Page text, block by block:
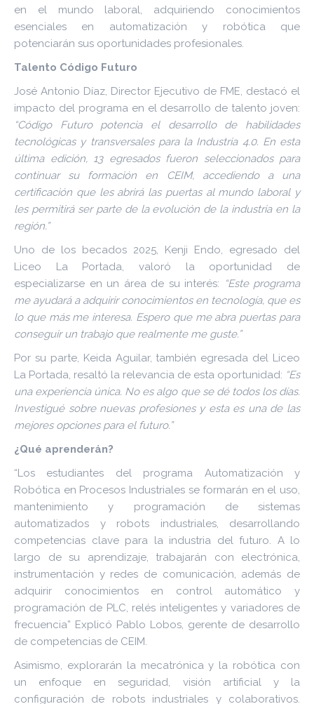
en el mundo laboral, adquiriendo conocimientos
esenciales en automatización y robótica que
potenciarán sus oportunidades profesionales.
Talento Código Futuro
José Antonio Díaz, Director Ejecutivo de FME, destacó el
impacto del programa en el desarrollo de talento joven:
“Código Futuro potencia el desarrollo de habilidades
tecnológicas y transversales para la Industria 4.0. En esta
última edición, 13 egresados fueron seleccionados para
continuar su formación en CEIM, accediendo a una
certificación que les abrirá las puertas al mundo laboral y
les permitirá ser parte de la evolución de la industria en la
región.”
Uno de los becados 2025, Kenji Endo, egresado del
Liceo La Portada, valoró la oportunidad de
especializarse en un área de su interés:
“Este programa
me ayudará a adquirir conocimientos en tecnología, que es
lo que más me interesa. Espero que me abra puertas para
conseguir un trabajo que realmente me guste.”
Por su parte, Keida Aguilar, también egresada del Liceo
La Portada, resaltó la relevancia de esta oportunidad: “Es
una experiencia única. No es algo que se dé todos los días.
Investigué sobre nuevas profesiones y esta es una de las
mejores opciones para el futuro.”
¿Qué aprenderán?
“Los estudiantes del programa Automatización y
Robótica en Procesos Industriales se formarán en el uso,
mantenimiento y programación de sistemas
automatizados y robots industriales, desarrollando
competencias clave para la industria del futuro. A lo
largo de su aprendizaje, trabajarán con electrónica,
instrumentación y redes de comunicación, además de
adquirir conocimientos en control automático y
programación de PLC, relés inteligentes y variadores de
frecuencia” Explicó Pablo Lobos, gerente de desarrollo
de competencias de CEIM.
Asimismo, explorarán la mecatrónica y la robótica con
un enfoque en seguridad, visión artificial y la
configuración de robots industriales y colaborativos.